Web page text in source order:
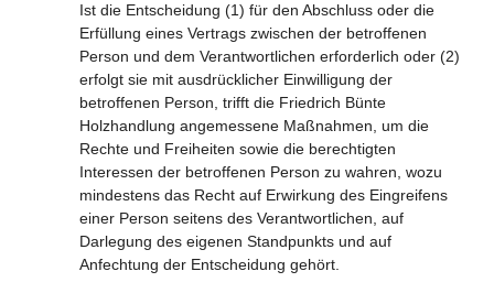
Ist die Entscheidung (1) für den Abschluss oder die
Erfüllung eines Vertrags zwischen der betroffenen
Person und dem Verantwortlichen erforderlich oder (2)
erfolgt sie mit ausdrücklicher Einwilligung der
betroffenen Person, trifft die Friedrich Bünte
Holzhandlung angemessene Maßnahmen, um die
Rechte und Freiheiten sowie die berechtigten
Interessen der betroffenen Person zu wahren, wozu
mindestens das Recht auf Erwirkung des Eingreifens
einer Person seitens des Verantwortlichen, auf
Darlegung des eigenen Standpunkts und auf
Anfechtung der Entscheidung gehört.